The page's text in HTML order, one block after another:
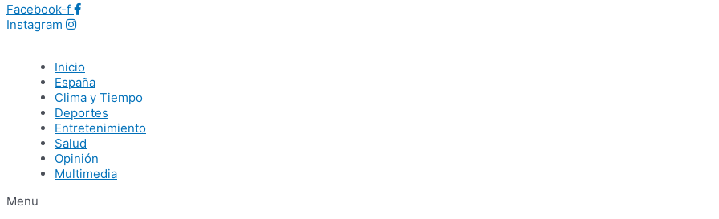
Facebook-f
Instagram
Inicio
España
Clima y Tiempo
Deportes
Entretenimiento
Salud
Opinión
Multimedia
Menu